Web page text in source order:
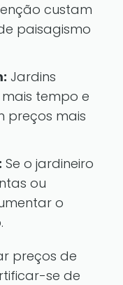
custam
paisagismo
Jardins
tempo e
preços mais
Se o jardineiro
ou
o
preços de
se de